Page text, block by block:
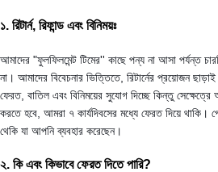
১. রিটার্ন, রিফান্ড এবং বিনিময়ঃ
আমাদের "ফুলফিলমেন্ট টিমের'' কাছে পন্য না আসা পর্যন্ত
না। আমাদের বিবেচনার ভিত্তিতে, রিটার্নের প্রয়োজন ছাড়াই
ফেরত, বাতিল এবং বিনিময়ের সুযোগ দিচ্ছে কিন্তু
করতে হবে, আমরা ৭ কার্যদিবসের মধ্যে ফেরত দিয়ে থাকি।
থেকি যা আপনি ব্যবহার করেছেন।
২. কি এবং কিভাবে ফেরত দিতে পারি?